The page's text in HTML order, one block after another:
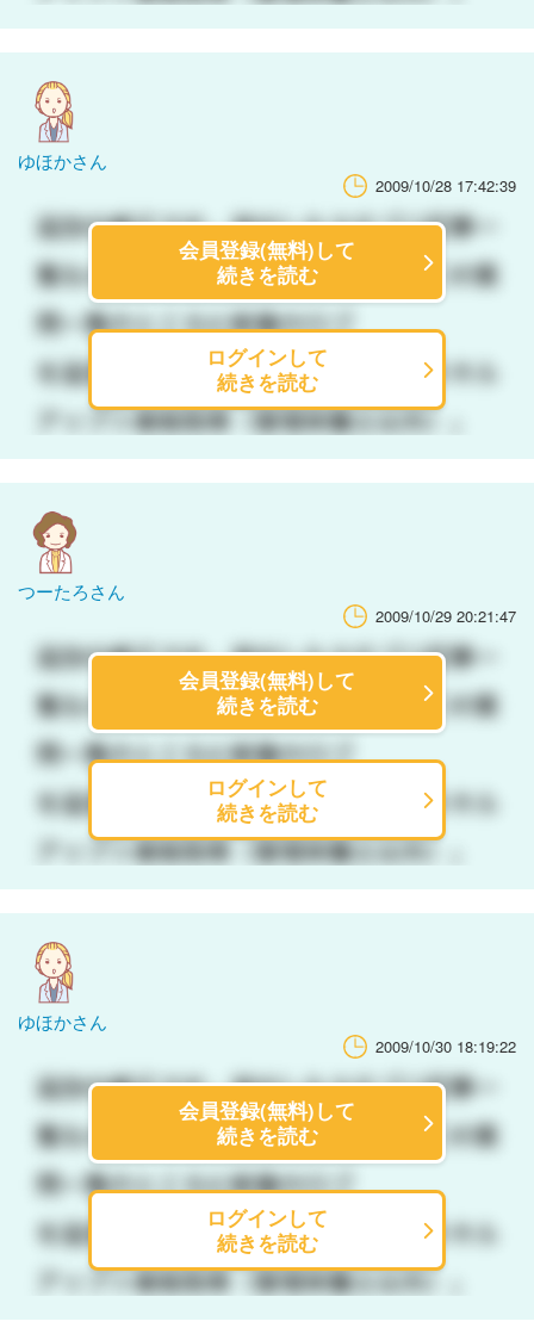
ゆほかさん
2009/10/28 17:42:39
会員登録(無料)して
続きを読む
ログインして
続きを読む
つーたろさん
2009/10/29 20:21:47
会員登録(無料)して
続きを読む
ログインして
続きを読む
ゆほかさん
2009/10/30 18:19:22
会員登録(無料)して
続きを読む
ログインして
続きを読む